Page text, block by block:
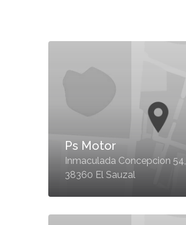
Ps Motor
Inmaculada Concepcion 54,
38360 El Sauzal